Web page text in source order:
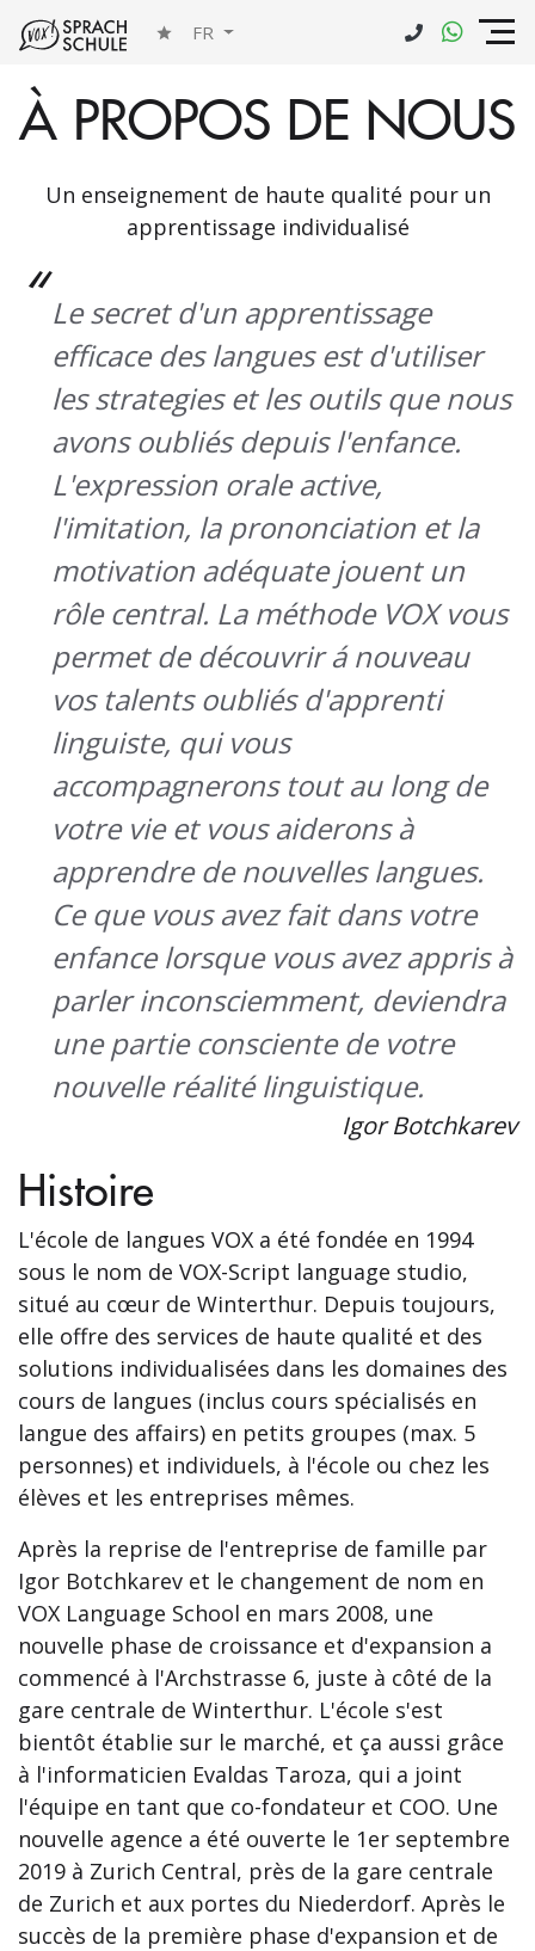
FR
À PROPOS DE NOUS
Un enseignement de haute qualité pour un
apprentissage individualisé
Le secret d'un apprentissage
efficace des langues est d'utiliser
les strategies et les outils que nous
avons oubliés depuis l'enfance.
L'expression orale active,
l'imitation, la prononciation et la
motivation adéquate jouent un
rôle central. La méthode VOX vous
permet de découvrir á nouveau
vos talents oubliés d'apprenti
linguiste, qui vous
accompagnerons tout au long de
votre vie et vous aiderons à
apprendre de nouvelles langues.
Ce que vous avez fait dans votre
enfance lorsque vous avez appris à
parler inconsciemment, deviendra
une partie consciente de votre
nouvelle réalité linguistique.
Igor Botchkarev
Histoire
L'école de langues VOX a été fondée en 1994
sous le nom de VOX-Script language studio,
situé au cœur de Winterthur. Depuis toujours,
elle offre des services de haute qualité et des
solutions individualisées dans les domaines des
cours de langues (inclus cours spécialisés en
langue des affairs) en petits groupes (max. 5
personnes) et individuels, à l'école ou chez les
élèves et les entreprises mêmes.
Après la reprise de l'entreprise de famille par
Igor Botchkarev et le changement de nom en
VOX Language School en mars 2008, une
nouvelle phase de croissance et d'expansion a
commencé à l'Archstrasse 6, juste à côté de la
gare centrale de Winterthur. L'école s'est
bientôt établie sur le marché, et ça aussi grâce
à l'informaticien Evaldas Taroza, qui a joint
l'équipe en tant que co-fondateur et COO. Une
nouvelle agence a été ouverte le 1er septembre
2019 à Zurich Central, près de la gare centrale
de Zurich et aux portes du Niederdorf. Après le
succès de la première phase d'expansion et de